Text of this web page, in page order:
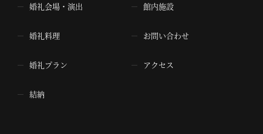
婚礼会場・演出
婚礼料理
婚礼プラン
結納
館内施設
お問い合わせ
アクセス